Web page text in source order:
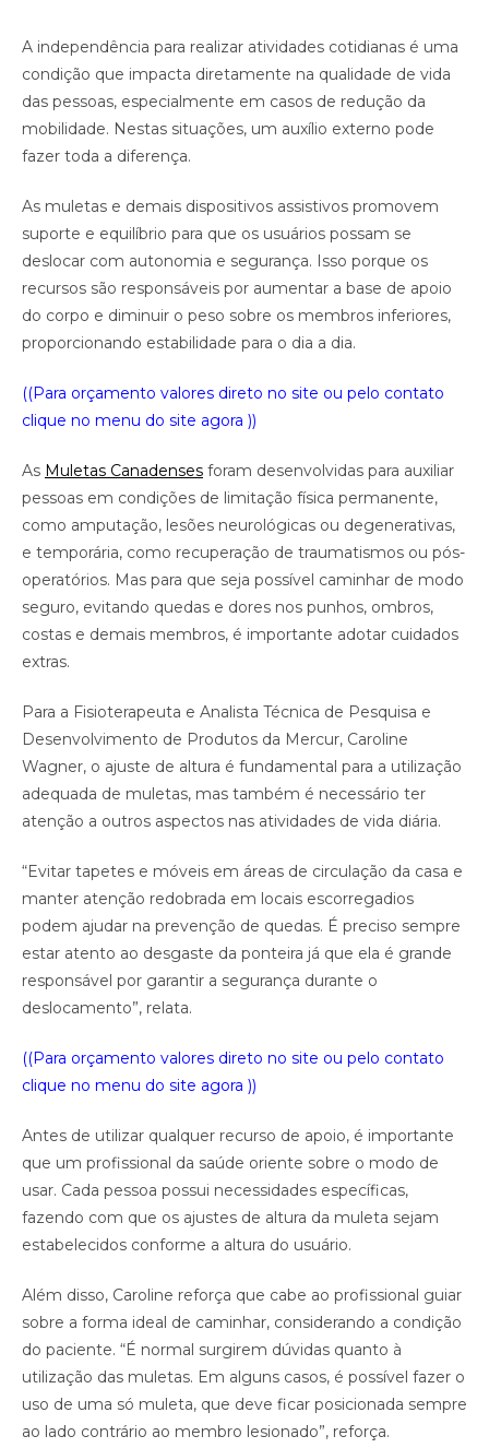
A independência para realizar atividades cotidianas é uma
condição que impacta diretamente na qualidade de vida
das pessoas, especialmente em casos de redução da
mobilidade. Nestas situações, um auxílio externo pode
fazer toda a diferença.
As muletas e demais dispositivos assistivos promovem
suporte e equilíbrio para que os usuários possam se
deslocar com autonomia e segurança. Isso porque os
recursos são responsáveis por aumentar a base de apoio
do corpo e diminuir o peso sobre os membros inferiores,
proporcionando estabilidade para o dia a dia.
((Para orçamento valores direto no site ou pelo contato
clique no menu do site agora ))
As Muletas Canadenses foram desenvolvidas para auxiliar
pessoas em condições de limitação física permanente,
como amputação, lesões neurológicas ou degenerativas,
e temporária, como recuperação de traumatismos ou pós-
operatórios. Mas para que seja possível caminhar de modo
seguro, evitando quedas e dores nos punhos, ombros,
costas e demais membros, é importante adotar cuidados
extras.
Para a Fisioterapeuta e Analista Técnica de Pesquisa e
Desenvolvimento de Produtos da Mercur, Caroline
Wagner, o ajuste de altura é fundamental para a utilização
adequada de muletas, mas também é necessário ter
atenção a outros aspectos nas atividades de vida diária.
“Evitar tapetes e móveis em áreas de circulação da casa e
manter atenção redobrada em locais escorregadios
podem ajudar na prevenção de quedas. É preciso sempre
estar atento ao desgaste da ponteira já que ela é grande
responsável por garantir a segurança durante o
deslocamento”, relata.
((Para orçamento valores direto no site ou pelo contato
clique no menu do site agora ))
Antes de utilizar qualquer recurso de apoio, é importante
que um profissional da saúde oriente sobre o modo de
usar. Cada pessoa possui necessidades específicas,
fazendo com que os ajustes de altura da muleta sejam
estabelecidos conforme a altura do usuário.
Além disso, Caroline reforça que cabe ao profissional guiar
sobre a forma ideal de caminhar, considerando a condição
do paciente. “É normal surgirem dúvidas quanto à
utilização das muletas. Em alguns casos, é possível fazer o
uso de uma só muleta, que deve ficar posicionada sempre
ao lado contrário ao membro lesionado”, reforça.